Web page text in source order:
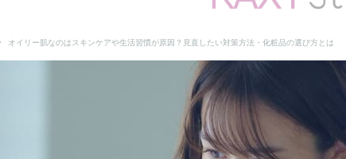
オイリー肌なのはスキンケアや生活習慣が原因？見直したい対策方法・化粧品の選び方とは